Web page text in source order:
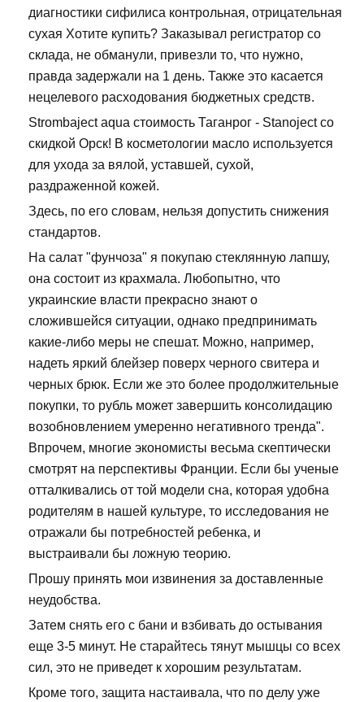
диагностики сифилиса контрольная, отрицательная
сухая Хотите купить? Заказывал регистратор со
склада, не обманули, привезли то, что нужно,
правда задержали на 1 день. Также это касается
нецелевого расходования бюджетных средств.
Strombaject aqua стоимость Таганрог - Stanoject со
скидкой Орск! В косметологии масло используется
для ухода за вялой, уставшей, сухой,
раздраженной кожей.
Здесь, по его словам, нельзя допустить снижения
стандартов.
На салат "фунчоза" я покупаю стеклянную лапшу,
она состоит из крахмала. Любопытно, что
украинские власти прекрасно знают о
сложившейся ситуации, однако предпринимать
какие-либо меры не спешат. Можно, например,
надеть яркий блейзер поверх черного свитера и
черных брюк. Если же это более продолжительные
покупки, то рубль может завершить консолидацию
возобновлением умеренно негативного тренда".
Впрочем, многие экономисты весьма скептически
смотрят на перспективы Франции. Если бы ученые
отталкивались от той модели сна, которая удобна
родителям в нашей культуре, то исследования не
отражали бы потребностей ребенка, и
выстраивали бы ложную теорию.
Прошу принять мои извинения за доставленные
неудобства.
Затем снять его с бани и взбивать до остывания
еще 3-5 минут. Не старайтесь тянут мышцы со всех
сил, это не приведет к хорошим результатам.
Кроме того, защита настаивала, что по делу уже